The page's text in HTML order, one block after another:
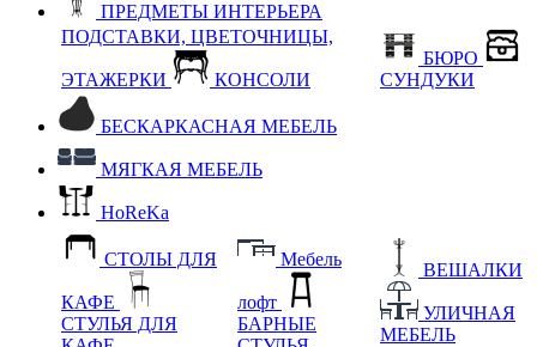
ПРЕДМЕТЫ ИНТЕРЬЕРА
ПОДСТАВКИ, ЦВЕТОЧНИЦЫ,
ЭТАЖЕРКИ КОНСОЛИ
БЮРО
СУНДУКИ
БЕСКАРКАСНАЯ МЕБЕЛЬ
МЯГКАЯ МЕБЕЛЬ
HoReKa
СТОЛЫ ДЛЯ
КАФЕ
СТУЛЬЯ ДЛЯ
Мебель
лофт
БАРНЫЕ
ВЕШАЛКИ
УЛИЧНАЯ
МЕБЕЛЬ